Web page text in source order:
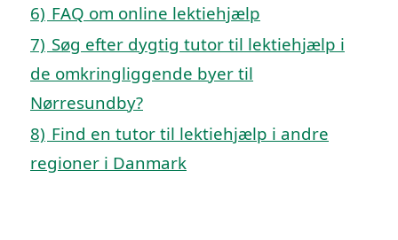
6) FAQ om online lektiehjælp
7) Søg efter dygtig tutor til lektiehjælp i
de omkringliggende byer til
Nørresundby?
8) Find en tutor til lektiehjælp i andre
regioner i Danmark